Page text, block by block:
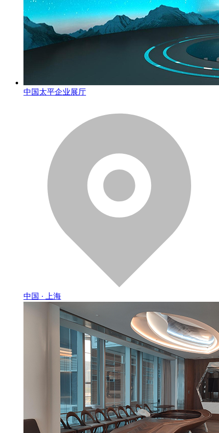
中国太平企业展厅
中国 · 上海